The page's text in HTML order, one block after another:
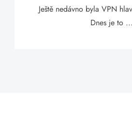
Ještě nedávno byla VPN
Dnes je to ...